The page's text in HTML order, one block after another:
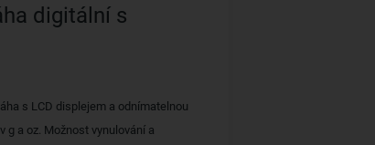
digitální s
s LCD displejem a odnímatelnou
g a oz. Možnost vynulování a